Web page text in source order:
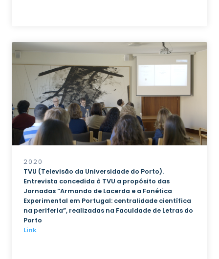
2020
TVU (Televisão da Universidade do Porto).
Entrevista concedida à TVU a propósito das
Jornadas “Armando de Lacerda e a Fonética
Experimental em Portugal: centralidade científica
na periferia”, realizadas na Faculdade de Letras do
Porto
Link